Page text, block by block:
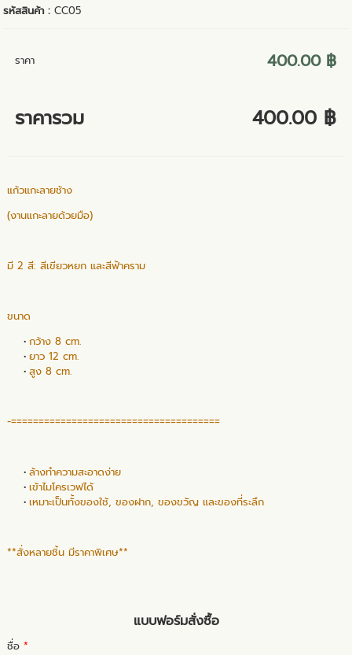
รหัสสินค้า :CC05
ราคา 400.00 ฿
ราคารวม 400.00 ฿
แก้วแกะลายช้าง
(งานแกะลายด้วยมือ)
มี 2 สี: สีเขียวหยก และสีฟ้าคราม
ขนาด
กว้าง 8 cm.
ยาว 12 cm.
สูง 8 cm.
-======================================
ล้างทำความสะอาดง่าย
เข้าไมโครเวฟได้
เหมาะเป็นทั้งของใช้, ของฝาก, ของขวัญ และของที่ระลึก
**สั่งหลายชิ้น มีราคาพิเศษ**
แบบฟอร์มสั่งซื้อ
ชื่อ*